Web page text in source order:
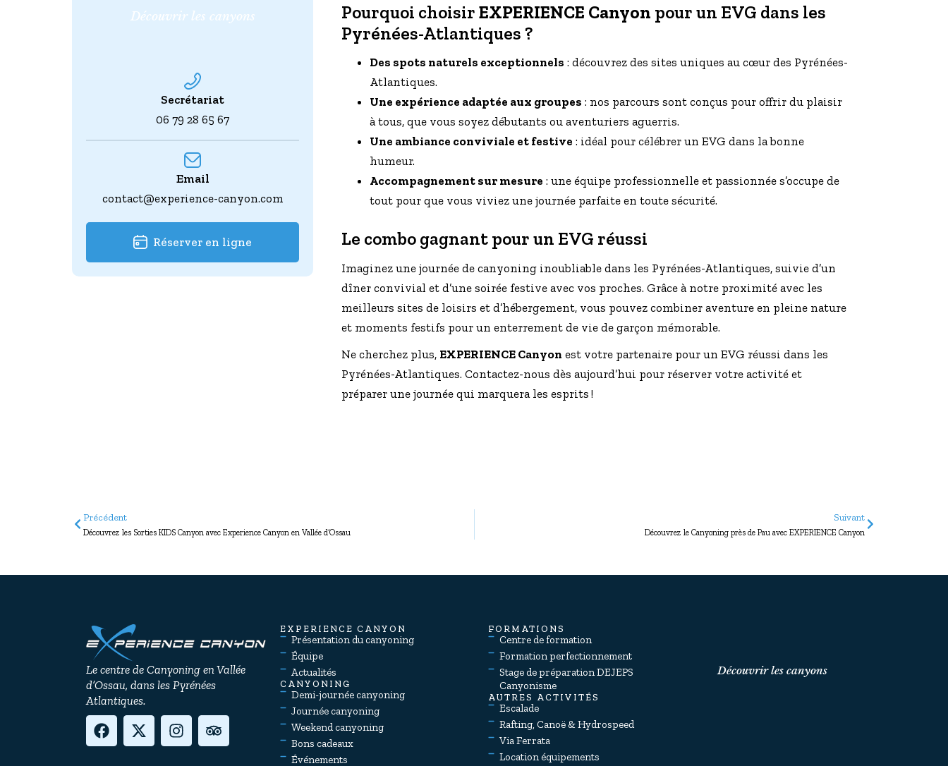
Découvrir les canyons
Secrétariat
06 79 28 65 67
Email
contact@experience-canyon.com
Réserver en ligne
Pourquoi choisir EXPERIENCE Canyon pour un EVG dans les
Pyrénées-Atlantiques ?
Des spots naturels exceptionnels : découvrez des sites uniques au cœur des Pyrénées-
Atlantiques.
Une expérience adaptée aux groupes : nos parcours sont conçus pour offrir du plaisir
à tous, que vous soyez débutants ou aventuriers aguerris.
Une ambiance conviviale et festive : idéal pour célébrer un EVG dans la bonne
humeur.
Accompagnement sur mesure : une équipe professionnelle et passionnée s’occupe de
tout pour que vous viviez une journée parfaite en toute sécurité.
Le combo gagnant pour un EVG réussi
Imaginez une journée de canyoning inoubliable dans les Pyrénées-Atlantiques, suivie d’un
dîner convivial et d’une soirée festive avec vos proches. Grâce à notre proximité avec les
meilleurs sites de loisirs et d’hébergement, vous pouvez combiner aventure en pleine nature
et moments festifs pour un enterrement de vie de garçon mémorable.
Ne cherchez plus, EXPERIENCE Canyon est votre partenaire pour un EVG réussi dans les
Pyrénées-Atlantiques. Contactez-nous dès aujourd’hui pour réserver votre activité et
préparer une journée qui marquera les esprits !
Précédent
Découvrez les Sorties KIDS Canyon avec Experience Canyon en Vallée d’Ossau
Suivant
Découvrez le Canyoning près de Pau avec EXPERIENCE Canyon
Le centre de Canyoning en Vallée
d’Ossau, dans les Pyrénées
Atlantiques.
EXPERIENCE CANYON
Présentation du canyoning
Équipe
Actualités
CANYONING
Demi-journée canyoning
Journée canyoning
Weekend canyoning
Bons cadeaux
Événements
FORMATIONS
Centre de formation
Formation perfectionnement
Stage de préparation DEJEPS
Canyonisme
AUTRES ACTIVITÉS
Escalade
Rafting, Canoë & Hydrospeed
Via Ferrata
Location équipements
Découvrir les canyons